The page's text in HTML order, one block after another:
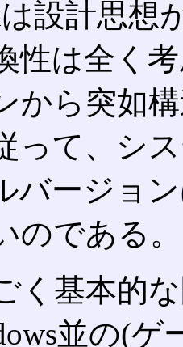
設計思想
性は全く
から突如
って、シ
バージョ
のである。
く基本的
並の(